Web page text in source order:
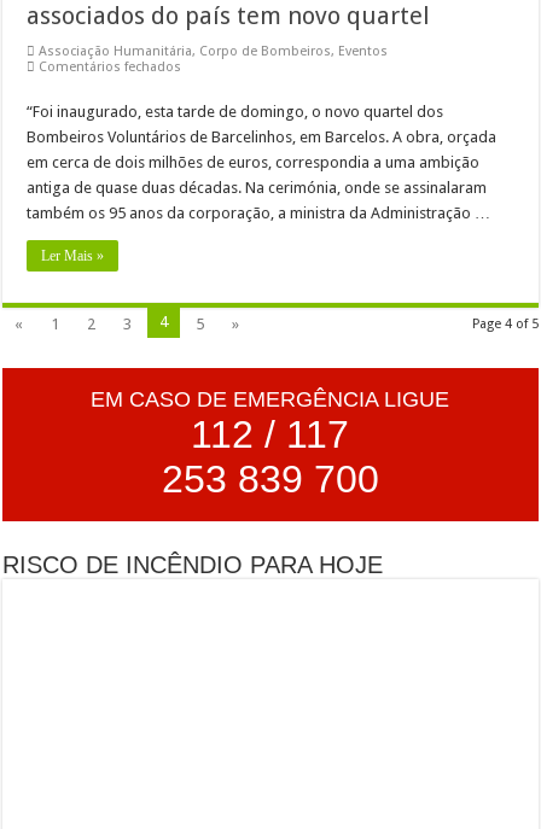
associados do país tem novo quartel
Associação Humanitária, Corpo de Bombeiros, Eventos
Comentários fechados
bombeiros
com
mais
associados
país
tem
novo
“Foi inaugurado, esta tarde de domingo, o novo quartel dos
Bombeiros Voluntários de Barcelinhos, em Barcelos. A obra, orçada
em cerca de dois milhões de euros, correspondia a uma ambição
antiga de quase duas décadas. Na cerimónia, onde se assinalaram
também os 95 anos da corporação, a ministra da Administração …
Ler Mais »
Page 4 of 5
« 1 2 3 4 5 »
EM CASO DE EMERGÊNCIA LIGUE
112 / 117
253 839 700
RISCO DE INCÊNDIO PARA HOJE